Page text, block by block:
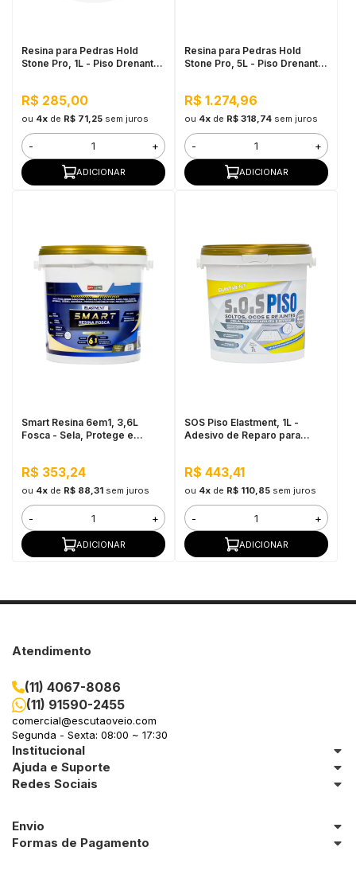
Resina para Pedras Hold
Stone Pro, 1L - Piso Drenante
R$ 285,00
ou 4xde R$ 71,25 sem juros
- +
ADICIONAR
Resina para Pedras Hold
Stone Pro, 5L - Piso Drenante
R$ 1.274,96
ou 4xde R$ 318,74 sem juros
- +
ADICIONAR
Smart Resina 6em1, 3,6L
Fosca - Sela, Protege e
R$ 353,24
ou 4xde R$ 88,31 sem juros
- +
ADICIONAR
SOS Piso Elastment, 1L -
Adesivo de Reparo para
R$ 443,41
ou 4xde R$ 110,85 sem juros
- +
ADICIONAR
Atendimento
(11) 4067-8086
(11) 91590-2455
comercial@escutaoveio.com
Segunda - Sexta: 08:00 ~ 17:30
Institucional
Ajuda e Suporte
Redes Sociais
Envio
Formas de Pagamento